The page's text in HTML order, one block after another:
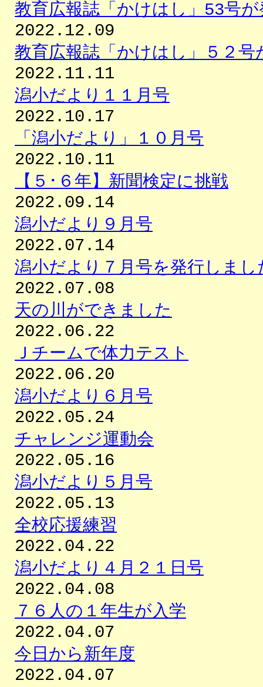
教育広報誌「かけはし」53号
2022.12.09
教育広報誌「かけはし」５２
2022.11.11
潟小だより１１月号
2022.10.17
「潟小だより」１０月号
2022.10.11
【５･６年】新聞検定に挑戦
2022.09.14
潟小だより９月号
2022.07.14
潟小だより７月号を発行しまし
2022.07.08
天の川ができました
2022.06.22
Ｊチームで体力テスト
2022.06.20
潟小だより６月号
2022.05.24
チャレンジ運動会
2022.05.16
潟小だより５月号
2022.05.13
全校応援練習
2022.04.22
潟小だより４月２１日号
2022.04.08
７６人の１年生が入学
2022.04.07
今日から新年度
2022.04.07